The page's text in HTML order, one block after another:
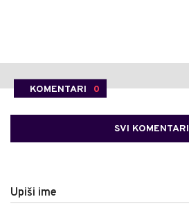
KOMENTARI 0
SVI KOMENTARI
Upiši ime